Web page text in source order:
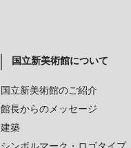
国立新美術館について
国立新美術館のご紹介
館長からのメッセージ
建築